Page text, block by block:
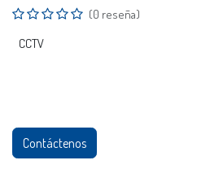
(0 reseña)
CCTV
Contáctenos